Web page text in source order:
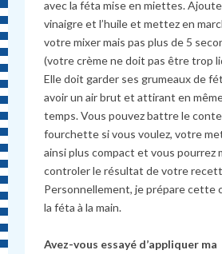
avec la féta mise en miettes.
vinaigre et l’huile et mettez en
votre mixer mais pas plus de 5
(votre crème ne doit pas être trop
Elle doit garder ses grumeaux de
avoir un air brut et attirant en
temps. Vous pouvez battre le
fourchette si vous voulez, votre
ainsi plus compact et vous pourrez
controler le résultat de votre
Personnellement, je prépare cette
la féta à la main.
Avez-vous essayé d’appliquer ma